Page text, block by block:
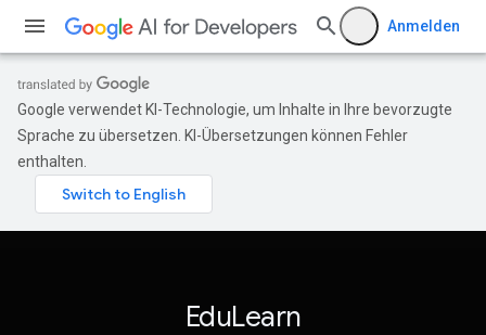
Anmelden
Google verwendet KI-Technologie, um Inhalte in Ihre bevorzugte
Sprache zu übersetzen. KI-Übersetzungen können Fehler
enthalten.
EduLearn